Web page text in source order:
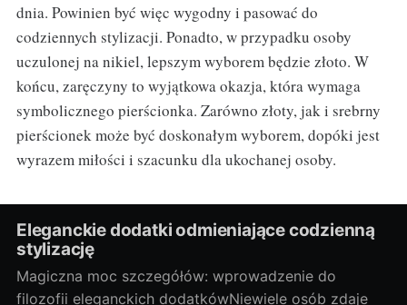
dnia. Powinien być więc wygodny i pasować do
codziennych stylizacji. Ponadto, w przypadku osoby
uczulonej na nikiel, lepszym wyborem będzie złoto. W
końcu, zaręczyny to wyjątkowa okazja, która wymaga
symbolicznego pierścionka. Zarówno złoty, jak i srebrny
pierścionek może być doskonałym wyborem, dopóki jest
wyrazem miłości i szacunku dla ukochanej osoby.
Eleganckie dodatki odmieniające codzienną
stylizację
Magiczna moc szczegółów: wprowadzenie do
filozofii eleganckich dodatkówNiewiele osób zdaje